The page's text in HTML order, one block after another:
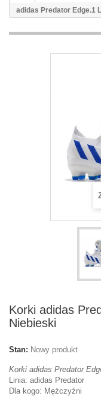
adidas Predator Edge.1
Korki adidas
Niebieski
Stan: Nowy produkt
Korki adidas Predator
Linia: adidas Predator
Dla kogo: Mężczyźni